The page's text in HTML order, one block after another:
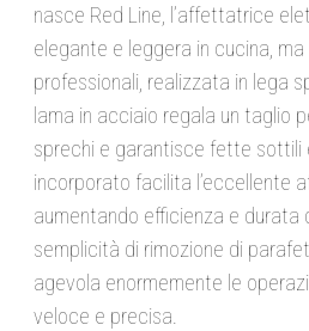
nasce Red Line, l’affettatrice
elegante e leggera in cucina,
professionali, realizzata in lega
lama in acciaio regala un taglio
sprechi e garantisce fette sottili
incorporato facilita l’eccellente
aumentando efficienza e durata
semplicità di rimozione di
agevola enormemente le
veloce e precisa.